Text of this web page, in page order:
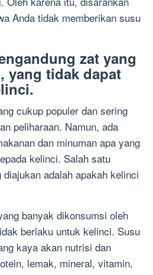
Anda tidak memberikan susu
zat yang
yang tidak dapat
cukup populer dan sering
peliharaan. Namun, ada
dan minuman apa yang
kelinci. Salah satu
adalah apakah kelinci
banyak dikonsumsi oleh
berlaku untuk kelinci. Susu
kaya akan nutrisi dan
lemak, mineral, vitamin,